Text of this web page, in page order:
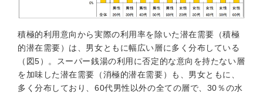
積極的利用意向から実際の利用率を除いた潜在需要（積極
的潜在需要）は、男女ともに幅広い層に多く分布している
（図5）。スーパー銭湯の利用に否定的な意向を持たない層
を加味した潜在需要（消極的潜在需要）も、男女ともに、
多く分布しており、60代男性以外の全ての層で、30％の水